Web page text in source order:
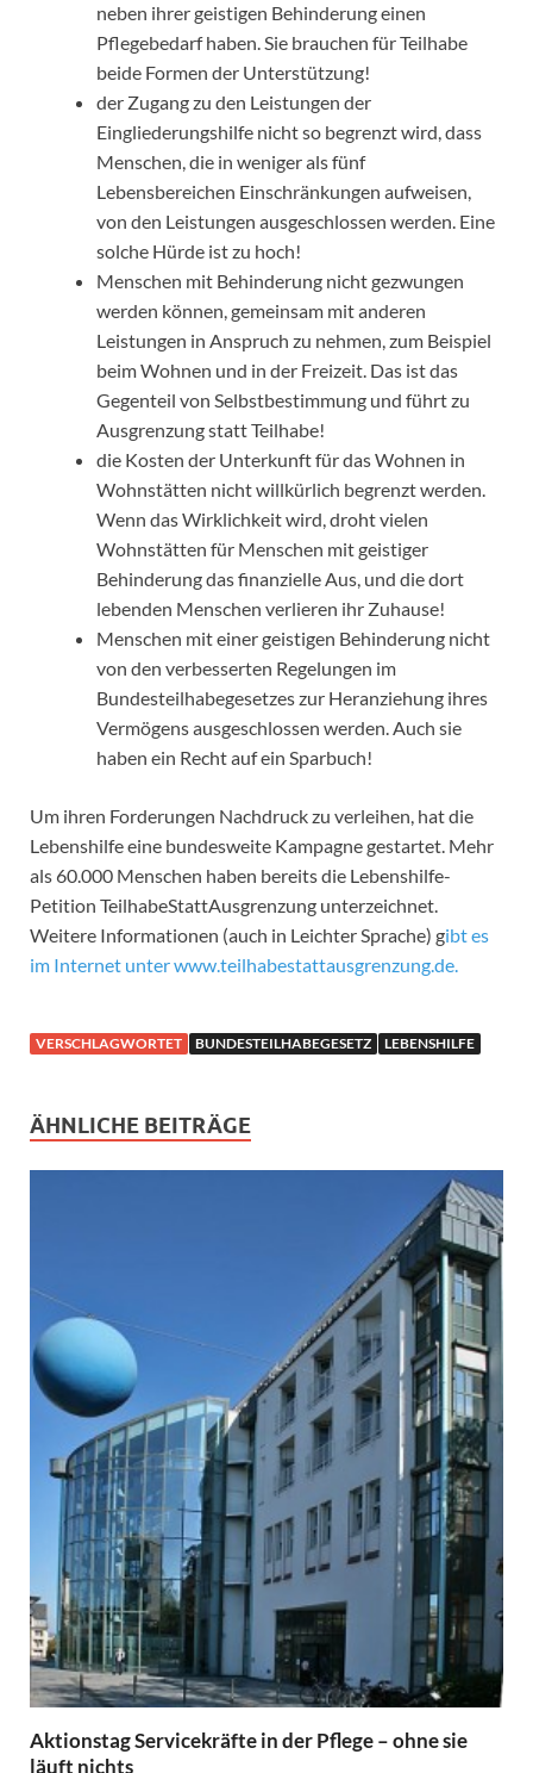
neben ihrer geistigen Behinderung einen
Pflegebedarf haben. Sie brauchen für Teilhabe
beide Formen der Unterstützung!
der Zugang zu den Leistungen der
Eingliederungshilfe nicht so begrenzt wird, dass
Menschen, die in weniger als fünf
Lebensbereichen Einschränkungen aufweisen,
von den Leistungen ausgeschlossen werden. Eine
solche Hürde ist zu hoch!
Menschen mit Behinderung nicht gezwungen
werden können, gemeinsam mit anderen
Leistungen in Anspruch zu nehmen, zum Beispiel
beim Wohnen und in der Freizeit. Das ist das
Gegenteil von Selbstbestimmung und führt zu
Ausgrenzung statt Teilhabe!
die Kosten der Unterkunft für das Wohnen in
Wohnstätten nicht willkürlich begrenzt werden.
Wenn das Wirklichkeit wird, droht vielen
Wohnstätten für Menschen mit geistiger
Behinderung das finanzielle Aus, und die dort
lebenden Menschen verlieren ihr Zuhause!
Menschen mit einer geistigen Behinderung nicht
von den verbesserten Regelungen im
Bundesteilhabegesetzes zur Heranziehung ihres
Vermögens ausgeschlossen werden. Auch sie
haben ein Recht auf ein Sparbuch!
Um ihren Forderungen Nachdruck zu verleihen, hat die
Lebenshilfe eine bundesweite Kampagne gestartet. Mehr
als 60.000 Menschen haben bereits die Lebenshilfe-
Petition TeilhabeStattAusgrenzung unterzeichnet.
Weitere Informationen (auch in Leichter Sprache) gibt es
im Internet unter www.teilhabestattausgrenzung.de.
VERSCHLAGWORTET BUNDESTEILHABEGESETZ LEBENSHILFE
ÄHNLICHE BEITRÄGE
Aktionstag Servicekräfte in der Pflege – ohne sie
läuft nichts